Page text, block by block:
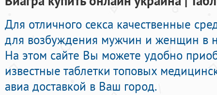
Для отличного секса качественные
для возбуждения мужчин и женщин в
На этом сайте Вы можете удобно
известные таблетки топовых
авиа доставкой в Ваш город.